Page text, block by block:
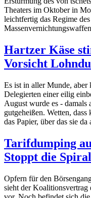
Theaters im Oktober in
leichtfertig das Regime
Hartzer Käse
Vorsicht
Es ist in aller Munde, aber
Delegierten einer eilig
August wurde es -
gutgeheißen. Wetten,
das Papier, über das sie
Tarifdumping
Stoppt die
Opfern für den
sieht der Koalitionsvertrag